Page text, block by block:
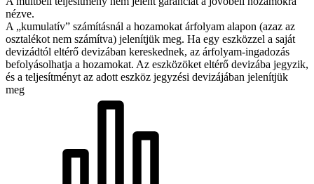
nézve.
A „kumulatív” számításnál a hozamokat árfolyam alapon (azaz az
osztalékot nem számítva) jelenítjük meg. Ha egy eszközzel a saját
devizádtól eltérő devizában kereskednek, az árfolyam-ingadozás
befolyásolhatja a hozamokat. Az eszközöket eltérő devizába jegyzik,
és a teljesítményt az adott eszköz jegyzési devizájában jelenítjük
meg